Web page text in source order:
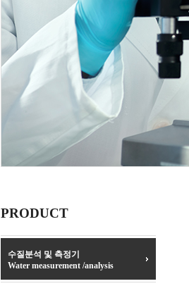
PRODUCT
수질분석 및 측정기
Water measurement /analysis